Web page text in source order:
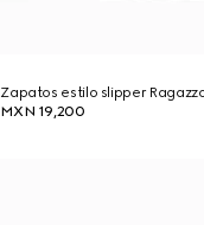
Zapatos estilo slipper
MXN 19,200